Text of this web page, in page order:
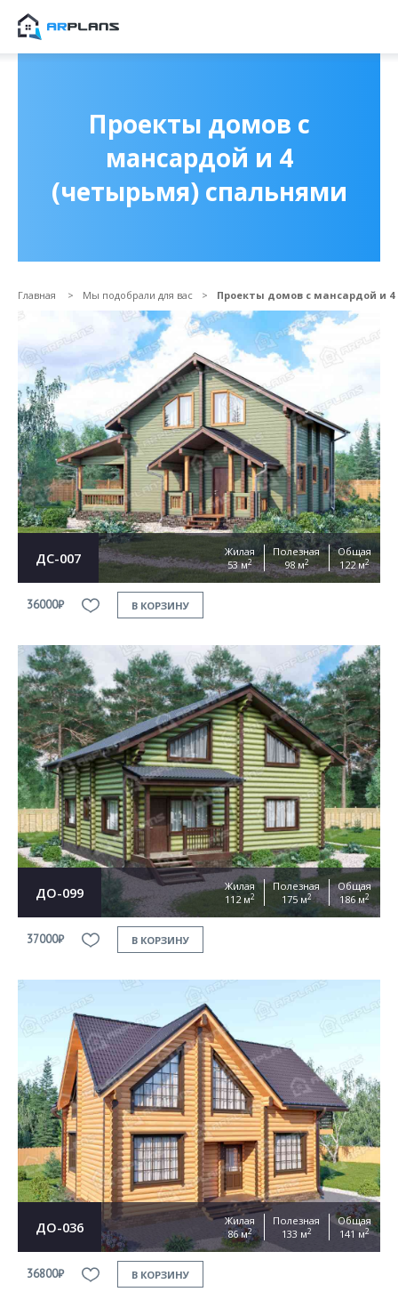
Проекты домов с
мансардой и 4
(четырьмя) спальнями
Главная Мы подобрали для вас Проекты домов с мансардой и
ДС-007
Жилая
53 м2
Полезная
98 м2
Общая
122 м2
36000₽ В КОРЗИНУ
ДО-099
Жилая
112 м2
Полезная
175 м2
Общая
186 м2
37000₽ В КОРЗИНУ
ДО-036
Жилая
86 м2
Полезная
133 м2
Общая
141 м2
36800₽ В КОРЗИНУ
Прикрепить файл
Согласен на обработку персональных данных
This site is protected by reCAPTCHA and the GooglePrivacy Policyand Terms of Service
ОТПРАВИТЬ